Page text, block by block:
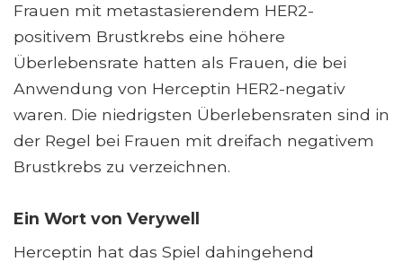
Frauen mit metastasierendem HER2-
positivem Brustkrebs eine höhere
Überlebensrate hatten als Frauen, die bei
Anwendung von Herceptin HER2-negativ
waren. Die niedrigsten Überlebensraten sind in
der Regel bei Frauen mit dreifach negativem
Brustkrebs zu verzeichnen.
Ein Wort von Verywell
Herceptin hat das Spiel dahingehend